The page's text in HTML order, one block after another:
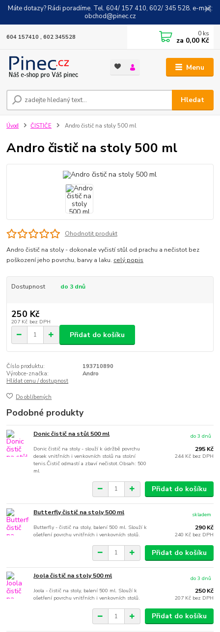
Máte dotazy? Rádi poradíme. Tel. 604/ 157 410, 602/ 345 528. e-mail:
obchod@pinec.cz
Menu
Hledat
604 157410 , 602 345528 0 ks
za 0,00 Kč
Úvod ČISTIČE Andro čistič na stoly 500 ml
Andro čistič na stoly 500 ml
Ohodnotit produkt
Andro čistič na stoly - dokonale vyčistí stůl od prachu a nečistot bez
poškození jeho povrchu, barvy a laku. celý popis
Dostupnost do 3 dnů
250 Kč
207 Kč bez DPH
Přidat do košíku
Číslo produktu:
193710890
Výrobce-značka:
Andro
Hlídat cenu / dostupnost
Do oblíbených
Podobné produkty
Donic čistič na stůl 500 ml
Donic čistič na stoly - slouží k údržbě povrchu
desek vnitřních i venkovních stolů na stolní
tenis.Čistič odmastí a zbaví nečistot.Obsah: 500
ml
295 Kč
244 Kč bez DPH
do 3 dnů
Přidat do košíku
Butterfly čistič na stoly 500 ml
Butterfly - čistič na stoly, balení 500 ml. Slouží k
ošetření povrchu vnitřních i venkovních stolů.
290 Kč
240 Kč bez DPH
skladem
Přidat do košíku
Joola čistič na stoly 500 ml
Joola - čistič na stoly, balení 500 ml. Slouží k
ošetření povrchu vnitřních i venkovních stolů.
250 Kč
207 Kč bez DPH
do 3 dnů
Přidat do košíku